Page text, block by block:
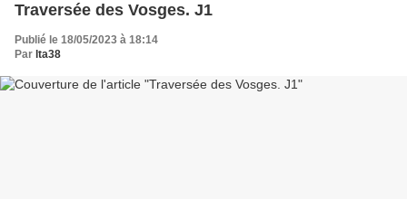
Traversée des Vosges. J1
Publié le 18/05/2023 à 18:14
Par lta38